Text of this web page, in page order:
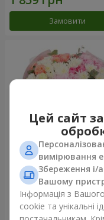
Замовити
Букет "Бажаю щастя"
4 449 грн
Цей сайт
вимірювання
Збереження і/
Вашому
Інформація з
cookie та унікальні